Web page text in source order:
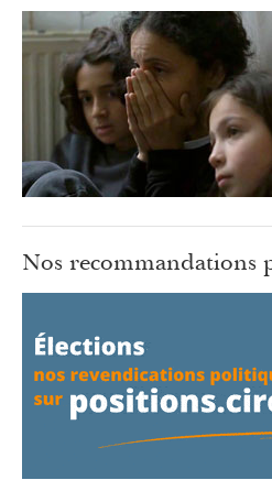
Nos recommandations